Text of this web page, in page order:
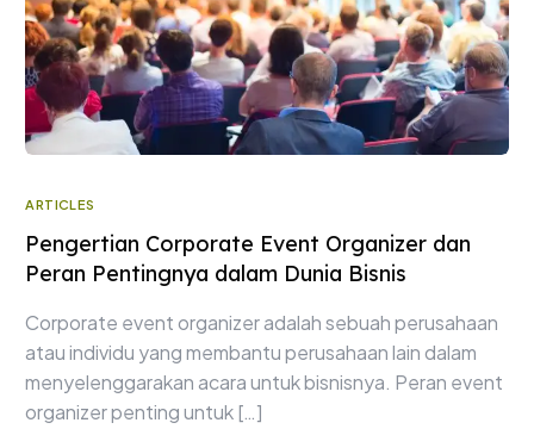
ARTICLES
Pengertian Corporate Event Organizer dan
Peran Pentingnya dalam Dunia Bisnis
Corporate event organizer adalah sebuah perusahaan
atau individu yang membantu perusahaan lain dalam
menyelenggarakan acara untuk bisnisnya. Peran event
organizer penting untuk […]